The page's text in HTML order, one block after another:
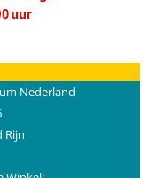
Nederland
Rijn